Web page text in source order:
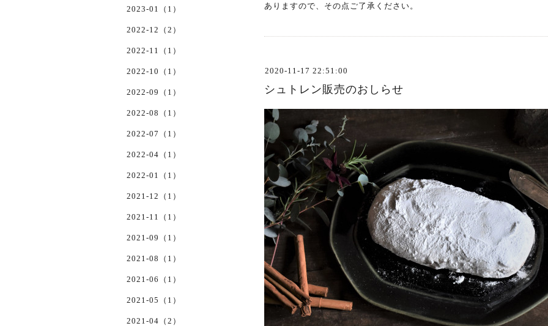
ありますので、その点ご了承ください。
2020-11-17 22:51:00
シュトレン販売のおしらせ
2023-01（1）
2022-12（2）
2022-11（1）
2022-10（1）
2022-09（1）
2022-08（1）
2022-07（1）
2022-04（1）
2022-01（1）
2021-12（1）
2021-11（1）
2021-09（1）
2021-08（1）
2021-06（1）
2021-05（1）
2021-04（2）